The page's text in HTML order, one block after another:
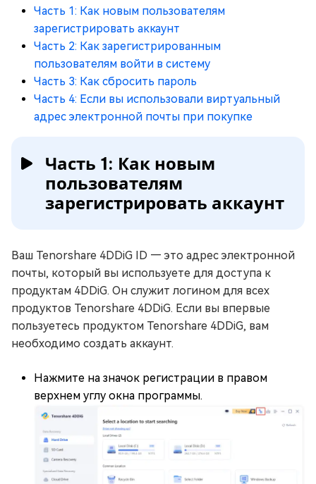
Часть 1: Как новым пользователям
зарегистрировать аккаунт
Часть 2: Как зарегистрированным
пользователям войти в систему
Часть 3: Как сбросить пароль
Часть 4: Если вы использовали виртуальный
адрес электронной почты при покупке
Часть 1: Как новым
пользователям
зарегистрировать аккаунт
Ваш Tenorshare 4DDiG ID — это адрес электронной
почты, который вы используете для доступа к
продуктам 4DDiG. Он служит логином для всех
продуктов Tenorshare 4DDiG. Если вы впервые
пользуетесь продуктом Tenorshare 4DDiG, вам
необходимо создать аккаунт.
Нажмите на значок регистрации в правом
верхнем углу окна программы.